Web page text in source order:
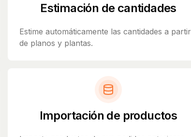
Estimación de cantidades
Estime automáticamente las cantidades a partir
de planos y plantas.
Importación de productos